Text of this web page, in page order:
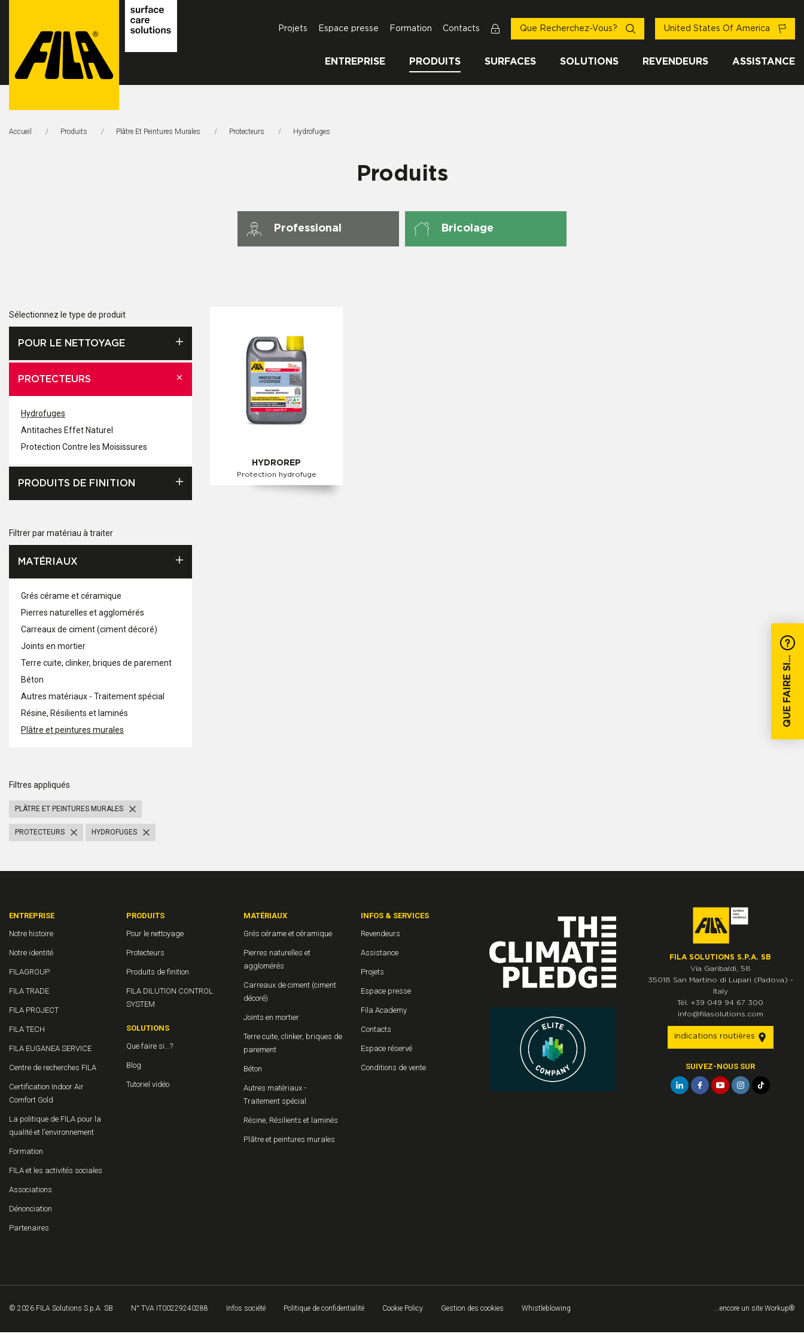
Solutions
ENTREPRISE PRODUITS SURFACES SOLUTIONS REVENDEURS ASSISTANCE
Projets Espace presse Formation Contacts Que Recherchez-Vous? United States Of America
QUE FAIRE SI...
Accueil Produits Plâtre Et Peintures Murales Protecteurs Page Actuelle:
Hydrofuges
Produits
Professional Bricolage
Sélectionnez le type de produit
POUR LE NETTOYAGE
PROTECTEURS
Hydrofuges
Antitaches Effet Naturel
Protection Contre les Moisissures
PRODUITS DE FINITION
Filtrer par matériau à traiter
MATÉRIAUX
Grés cérame et céramique
Pierres naturelles et agglomérés
Carreaux de ciment (ciment décoré)
Joints en mortier
Terre cuite, clinker, briques de parement
Béton
Autres matériaux - Traitement spécial
Résine, Résilients et laminés
Plâtre et peintures murales
Filtres appliqués
PLÂTRE ET PEINTURES MURALES
PROTECTEURS HYDROFUGES
HYDROREP
Protection hydrofuge
ENTREPRISE
Notre histoire
Notre identité
FILAGROUP
FILA TRADE
FILA PROJECT
FILA TECH
FILA EUGANEA SERVICE
Centre de recherches FILA
Certification Indoor Air
Comfort Gold
La politique de FILA pour la
qualité et l'environnement
Formation
FILA et les activités sociales
Associations
Dénonciation
Partenaires
PRODUITS
Pour le nettoyage
Protecteurs
Produits de finition
FILA DILUTION CONTROL
SYSTEM
SOLUTIONS
Que faire si...?
Blog
Tutoriel vidéo
MATÉRIAUX
Grés cérame et céramique
Pierres naturelles et
agglomérés
Carreaux de ciment (ciment
décoré)
Joints en mortier
Terre cuite, clinker, briques de
parement
Béton
Autres matériaux -
Traitement spécial
Résine, Résilients et laminés
Plâtre et peintures murales
INFOS & SERVICES
Revendeurs
Assistance
Projets
Espace presse
Fila Academy
Contacts
Espace réservé
Conditions de vente
FILA SOLUTIONS S.P.A. SB
Via Garibaldi, 58
35018 San Martino di Lupari (Padova) -
Italy
Tél. +39 049 94 67 300
info@filasolutions.com
indications routières
SUIVEZ-NOUS SUR
© 2026 FILA Solutions S.p.A. SB N° TVA IT00229240288 Infos société Politique de confidentialité Cookie Policy Gestion des cookies Whistleblowing ...encore un site Workup®